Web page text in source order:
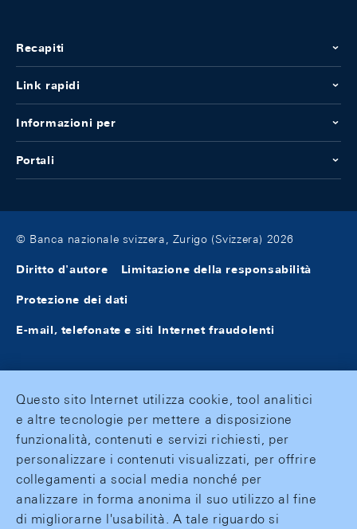
Recapiti
Link rapidi
Informazioni per
Portali
© Banca nazionale svizzera, Zurigo (Svizzera) 2026
Diritto d'autore Limitazione della responsabilità
Protezione dei dati
E-mail, telefonate e siti Internet fraudolenti
Questo sito Internet utilizza cookie, tool analitici
e altre tecnologie per mettere a disposizione
funzionalità, contenuti e servizi richiesti, per
personalizzare i contenuti visualizzati, per offrire
collegamenti a social media nonché per
analizzare in forma anonima il suo utilizzo al fine
di migliorarne l'usabilità. A tale riguardo si